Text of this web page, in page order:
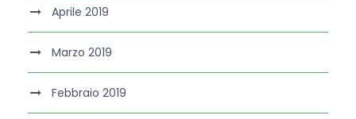
Aprile 2019
Marzo 2019
Febbraio 2019